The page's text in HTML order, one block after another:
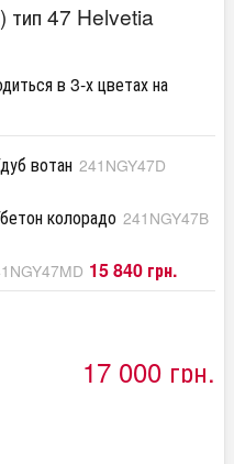
тип 47 Helvetia
в 3-х цветах на
вотан 241NGY47D
колорадо 241NGY47B
15 840 грн.
17 000 грн.